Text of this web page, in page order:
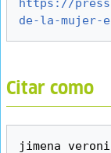
https://
de-la-mujer-
Citar como
jimena